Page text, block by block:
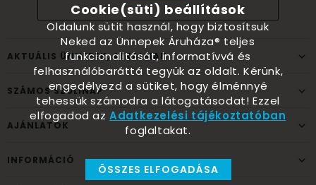
AKTUÁLIS ÜNNEPEK, ALKALMAK
SZÁMOS SZÜLINAP
AJÁNLATOK
INFORMÁCIÓ
Cookie(süti) beállítások
Oldalunk sütit használ, hogy biztosítsuk
Neked az Ünnepek Áruháza® teljes
funkcionalitását, informatívvá és
felhasználóbaráttá tegyük az oldalt. Kérünk,
engedélyezd a sütiket, hogy élménnyé
tehessük számodra a látogatásodat! Ezzel
elfogadod azAdatkezelési tájékoztatóban
foglaltakat.
ÖSSZES ELFOGADÁSA